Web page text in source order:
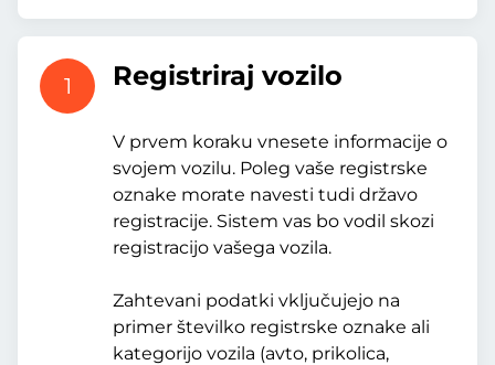
1 Registriraj vozilo
V prvem koraku vnesete informacije o
svojem vozilu. Poleg vaše registrske
oznake morate navesti tudi državo
registracije. Sistem vas bo vodil skozi
registracijo vašega vozila.
Zahtevani podatki vključujejo na
primer številko registrske oznake ali
kategorijo vozila (avto, prikolica,